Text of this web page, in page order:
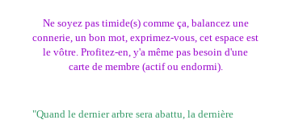
Ne soyez pas timide(s) comme ça, balancez une
connerie, un bon mot, exprimez-vous, cet espace est
le vôtre. Profitez-en, y'a même pas besoin d'une
carte de membre (actif ou endormi).
"Quand le dernier arbre sera abattu, la dernière